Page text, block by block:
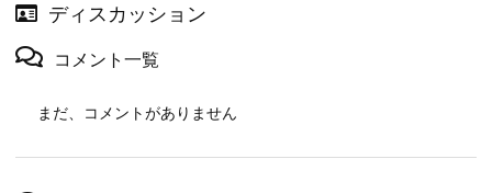
ディスカッション
コメント一覧
まだ、コメントがありません